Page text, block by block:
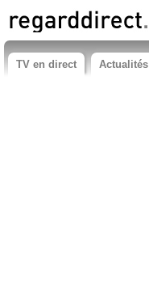
TV en direct Actualités